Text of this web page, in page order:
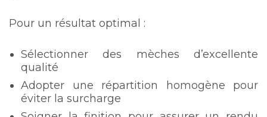
Pour un résultat optimal :
Sélectionner des mèches d’excellente
qualité
Adopter une répartition homogène pour
éviter la surcharge